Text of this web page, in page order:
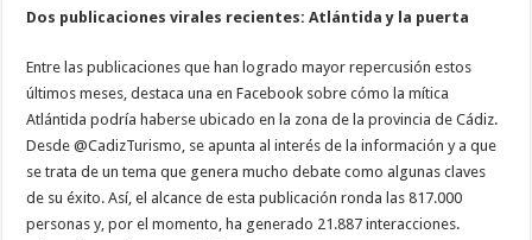
Dos publicaciones virales recientes: Atlántida y la puerta
Entre las publicaciones que han logrado mayor repercusión estos
últimos meses, destaca una en Facebook sobre cómo la mítica
Atlántida podría haberse ubicado en la zona de la provincia de Cádiz.
Desde @CadizTurismo, se apunta al interés de la información y a que
se trata de un tema que genera mucho debate como algunas claves
de su éxito. Así, el alcance de esta publicación ronda las 817.000
personas y, por el momento, ha generado 21.887 interacciones.